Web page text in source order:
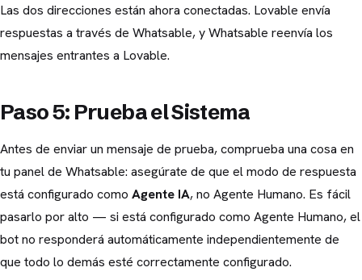
Las dos direcciones están ahora conectadas. Lovable envía
respuestas a través de Whatsable, y Whatsable reenvía los
mensajes entrantes a Lovable.
Paso 5: Prueba el Sistema
Antes de enviar un mensaje de prueba, comprueba una cosa en
tu panel de Whatsable: asegúrate de que el modo de respuesta
está configurado como Agente IA, no Agente Humano. Es fácil
pasarlo por alto — si está configurado como Agente Humano, el
bot no responderá automáticamente independientemente de
que todo lo demás esté correctamente configurado.